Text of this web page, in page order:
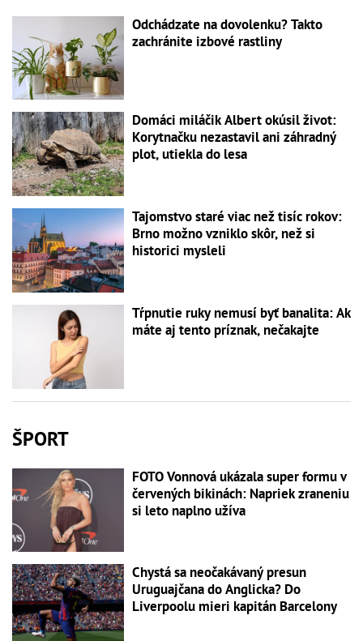
Odchádzate na dovolenku? Takto
zachránite izbové rastliny
Domáci miláčik Albert okúsil život:
Korytnačku nezastavil ani záhradný
plot, utiekla do lesa
Tajomstvo staré viac než tisíc rokov:
Brno možno vzniklo skôr, než si
historici mysleli
Tŕpnutie ruky nemusí byť banalita: Ak
máte aj tento príznak, nečakajte
ŠPORT
FOTO Vonnová ukázala super formu v
červených bikinách: Napriek zraneniu
si leto naplno užíva
Chystá sa neočakávaný presun
Uruguajčana do Anglicka? Do
Liverpoolu mieri kapitán Barcelony